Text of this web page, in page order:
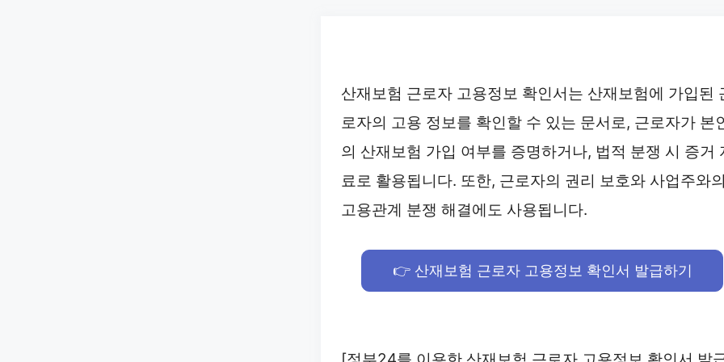
산재보험 근로자 고용정보 확인서는 산재보험에 가입된
로자의 고용 정보를 확인할 수 있는 문서로, 근로자가 본
의 산재보험 가입 여부를 증명하거나, 법적 분쟁 시 증거
료로 활용됩니다. 또한, 근로자의 권리 보호와 사업주와
고용관계 분쟁 해결에도 사용됩니다.
👉 산재보험 근로자 고용정보 확인서 발급하기